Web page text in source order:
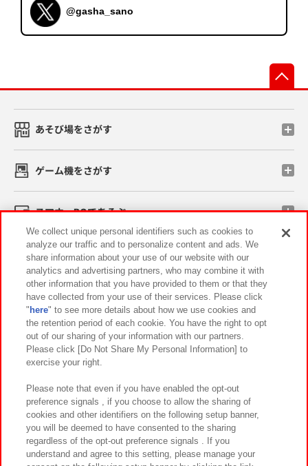
@gasha_sano
あそび場をさがす
ゲーム機をさがす
スマホ・PCであそぶ
イベント・キャンペーン
関連会社 サステナビリティ サイトポリシー
プライバシーポリシー ウェブアクセシビリティ方針と検証結果
お取引先さまとともに
カスタマーハラスメント対応方針 よくあるご質問・お問い合わせ
We collect unique personal identifiers such as cookies to
analyze our traffic and to personalize content and ads. We
share information about your use of our website with our
analytics and advertising partners, who may combine it with
other information that you have provided to them or that they
have collected from your use of their services. Please click
" here" to see more details about how we use cookies and
the retention period of each cookie. You have the right to opt
out of our sharing of your information with our partners.
Please click [Do Not Share My Personal Information] to
exercise your right.
Please note that even if you have enabled the opt-out
preference signals , if you choose to allow the sharing of
cookies and other identifiers on the following setup banner,
you will be deemed to have consented to the sharing
regardless of the opt-out preference signals . If you
understand and agree to this setting, please manage your